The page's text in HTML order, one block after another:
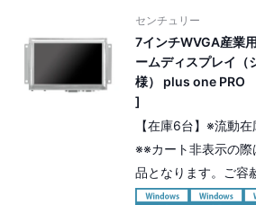
センチュリー
7インチWVGA産業
ームディスプレイ（
様） plus one
]
【在庫6台】※流動在
※※カート非表示の際
品となります。ご容
7インチ「オープン